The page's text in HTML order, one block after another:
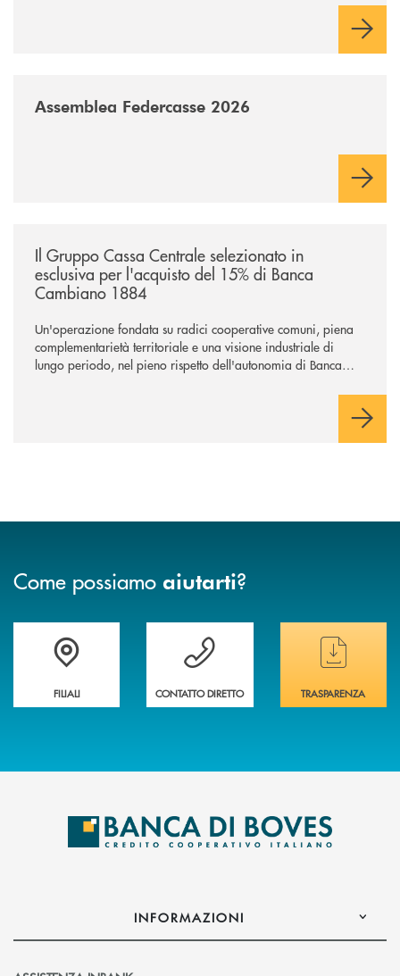
comuni e sulla prossimità ai territori, per ampliare l’offerta e
Assemblea Federcasse 2026
Il Gruppo Cassa Centrale selezionato in
esclusiva per l'acquisto del 15% di Banca
Cambiano 1884
Un'operazione fondata su radici cooperative comuni, piena
complementarietà territoriale e una visione industriale di
lungo periodo, nel pieno rispetto dell'autonomia di Banca
negoziazione esclusiva per la finalizzazione dell’operazione.
Come possiamo aiutarti?
Trova la filiale&nbsp; più vicina a te
FILIALI
Hai bisogno di assistenza immediata ?
CONTATTO DIRETTO
Hai bisogno di
TRASPARENZA
INFORMAZIONI